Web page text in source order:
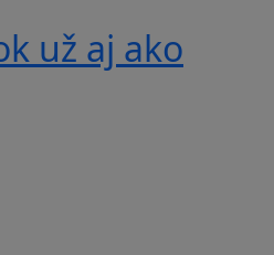
už aj ako